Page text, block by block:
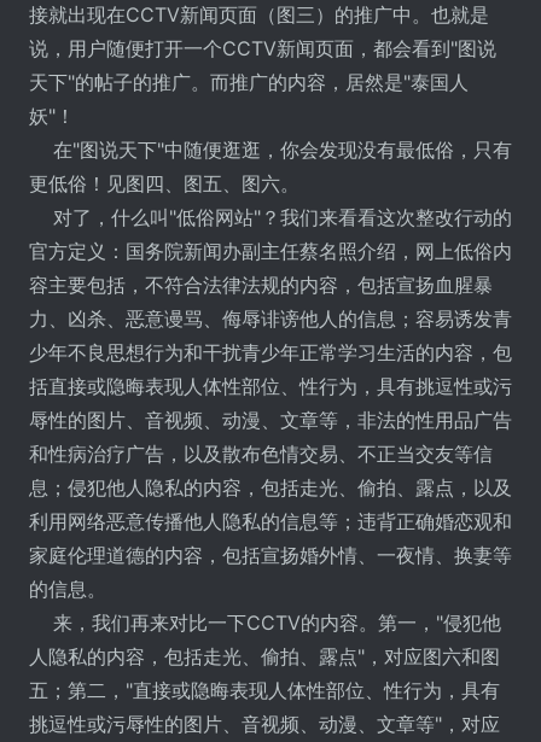
接就出现在CCTV新闻页面（图三）的推广中。也就是
说，用户随便打开一个CCTV新闻页面，都会看到"图说
天下"的帖子的推广。而推广的内容，居然是"泰国人
妖"！
在"图说天下"中随便逛逛，你会发现没有最低俗，只有
更低俗！见图四、图五、图六。
对了，什么叫"低俗网站"？我们来看看这次整改行动的
官方定义：国务院新闻办副主任蔡名照介绍，网上低俗内
容主要包括，不符合法律法规的内容，包括宣扬血腥暴
力、凶杀、恶意谩骂、侮辱诽谤他人的信息；容易诱发青
少年不良思想行为和干扰青少年正常学习生活的内容，包
括直接或隐晦表现人体性部位、性行为，具有挑逗性或污
辱性的图片、音视频、动漫、文章等，非法的性用品广告
和性病治疗广告，以及散布色情交易、不正当交友等信
息；侵犯他人隐私的内容，包括走光、偷拍、露点，以及
利用网络恶意传播他人隐私的信息等；违背正确婚恋观和
家庭伦理道德的内容，包括宣扬婚外情、一夜情、换妻等
的信息。
来，我们再来对比一下CCTV的内容。第一，"侵犯他
人隐私的内容，包括走光、偷拍、露点"，对应图六和图
五；第二，"直接或隐晦表现人体性部位、性行为，具有
挑逗性或污辱性的图片、音视频、动漫、文章等"，对应